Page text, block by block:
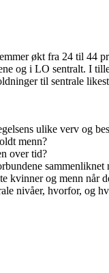
økt fra 24 til 44
og i LO sentralt. I
til sentrale
ulike verv og
menn?
over tid?
sammenliknet
kvinner og menn når
nivåer, hvorfor, og